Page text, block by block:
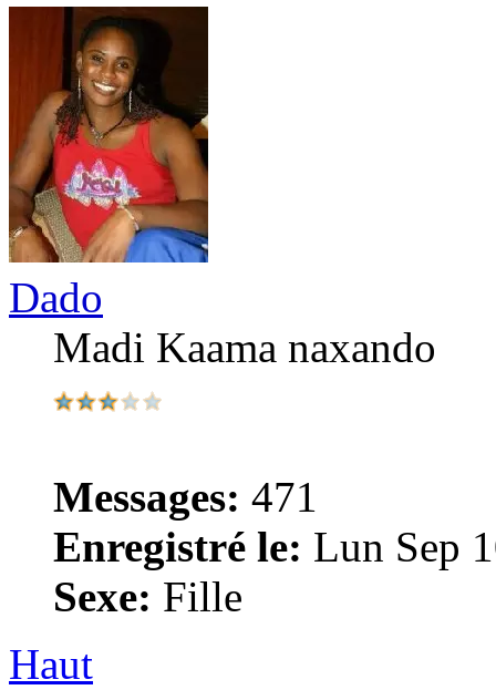
Dado
Madi Kaama naxando
Messages: 471
Enregistré le: Lun Sep
Sexe: Fille
Haut